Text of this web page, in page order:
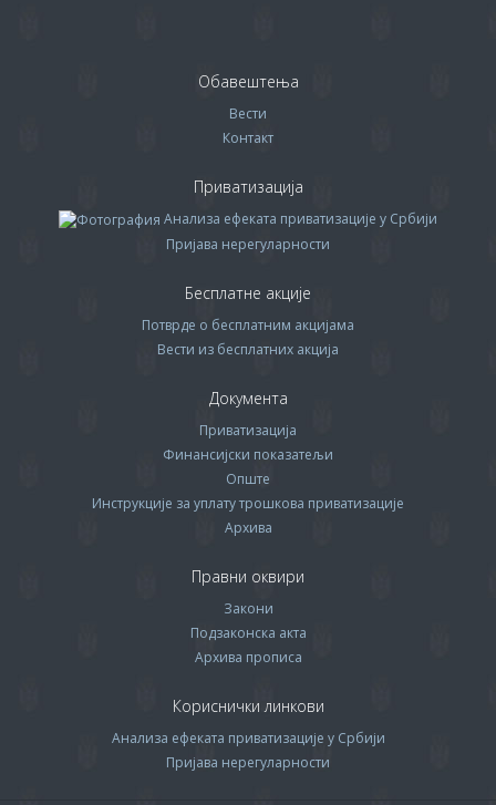
Обавештења
Вести
Контакт
Приватизација
Анализа ефеката приватизације у Србији
Пријава нерегуларности
Бесплатне акције
Потврде о бесплатним акцијама
Вести из бесплатних акција
Документа
Приватизација
Финансијски показатељи
Опште
Инструкције за уплату трошкова приватизације
Архива
Правни оквири
Закони
Подзаконска акта
Архива прописa
Кориснички линкови
Анализа ефеката приватизације у Србији
Пријава нерегуларности